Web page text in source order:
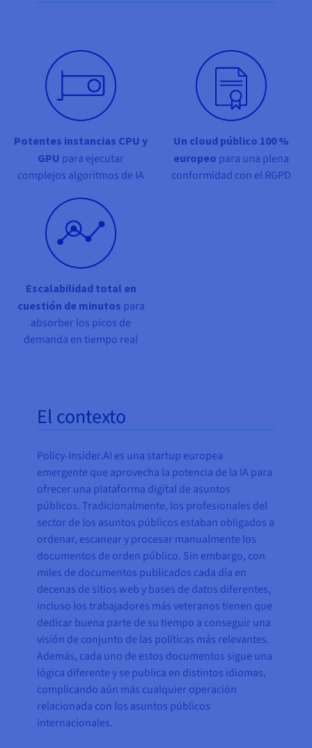
Documentación
Roadmap & Changelog
Roadmap y Changelog
Share on Facebook
Share on Twitter
Share on Linkedin
Potentes instancias CPU y
GPU para ejecutar
complejos algoritmos de IA
Un cloud público 100 %
europeo para una plena
conformidad con el RGPD
Escalabilidad total en
cuestión de minutos para
absorber los picos de
demanda en tiempo real
El contexto
Policy-Insider.AI es una startup europea
emergente que aprovecha la potencia de la IA para
ofrecer una plataforma digital de asuntos
públicos. Tradicionalmente, los profesionales del
sector de los asuntos públicos estaban obligados a
ordenar, escanear y procesar manualmente los
documentos de orden público. Sin embargo, con
miles de documentos publicados cada día en
decenas de sitios web y bases de datos diferentes,
incluso los trabajadores más veteranos tienen que
dedicar buena parte de su tiempo a conseguir una
visión de conjunto de las políticas más relevantes.
Además, cada uno de estos documentos sigue una
lógica diferente y se publica en distintos idiomas,
complicando aún más cualquier operación
relacionada con los asuntos públicos
internacionales.